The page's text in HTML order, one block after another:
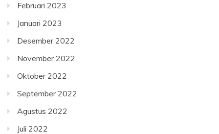
Februari 2023
Januari 2023
Desember 2022
November 2022
Oktober 2022
September 2022
Agustus 2022
Juli 2022